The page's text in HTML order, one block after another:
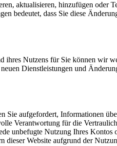
aktualisieren, hinzufügen oder
bedeutet, dass Sie diese
ihres Nutzens für Sie können wir
Dienstleistungen und
Sie aufgefordert, Informationen
Verantwortung für die
unbefugte Nutzung Ihres
dieser Website aufgrund der